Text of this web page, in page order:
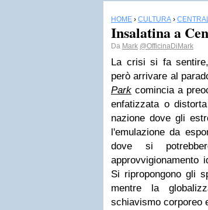
HOME › CULTURA ›
Insalatina a
Da Mark @OfficinaDiMark
La crisi si fa
però arrivare al
Park comincia a
enfatizzata o
nazione dove gli
l'emulazione da
dove si
approvvigionamento
Si ripropongono gli
mentre la
schiavismo corporeo